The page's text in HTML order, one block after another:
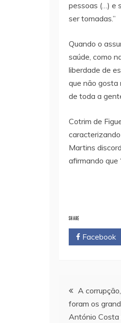
pessoas (…) e
ser tomadas.”
Quando o
saúde, como
liberdade de
que não gosta
de toda a
Cotrim de
caracterizando
Martins
afirmando que
SHARE
Facebook
Navegação
de
A
foram os
António Costa